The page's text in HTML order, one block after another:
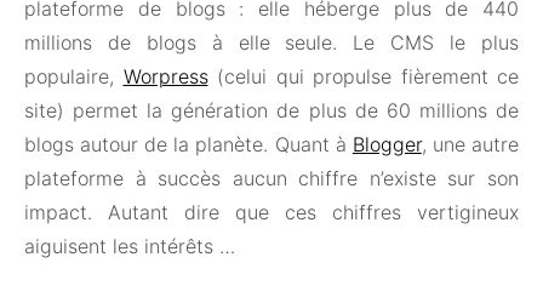
plateforme de blogs : elle héberge plus de 440
millions de blogs à elle seule. Le CMS le plus
populaire, Worpress(celui qui propulse fièrement ce
site) permet la génération de plus de 60 millions de
blogs autour de la planète. Quant à Blogger, une autre
plateforme à succès aucun chiffre n’existe sur son
impact. Autant dire que ces chiffres vertigineux
aiguisent les intérêts …